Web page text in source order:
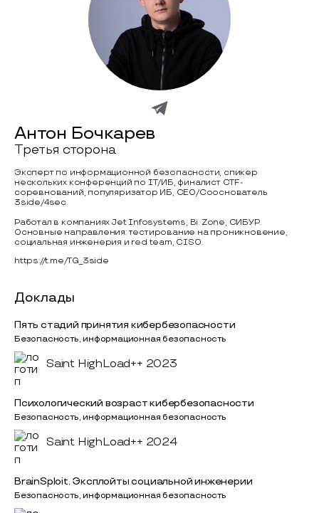
Антон Бочкарев
Третья сторона
Эксперт по информационной безопасности, спикер
нескольких конференций по IT/ИБ, финалист CTF-
соревнований, популяризатор ИБ, CEO/Сооснователь
3side/4sec.
Работал в компаниях Jet Infosystems, Bi. Zone, СИБУР.
Основные направления: тестирование на проникновение,
социальная инженерия и red team, CISO.
https://t.me/TG_3side
Доклады
Пять стадий принятия кибербезопасности
Безопасность, информационная безопасность
Saint HighLoad++ 2023
Психологический возраст кибербезопасности
Безопасность, информационная безопасность
Saint HighLoad++ 2024
BrainSploit. Эксплойты социальной инженерии
Безопасность, информационная безопасность